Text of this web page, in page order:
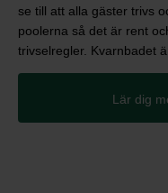
se till att alla gäster trivs
poolerna så det är rent
trivselregler. Kvarnbadet
Lär dig